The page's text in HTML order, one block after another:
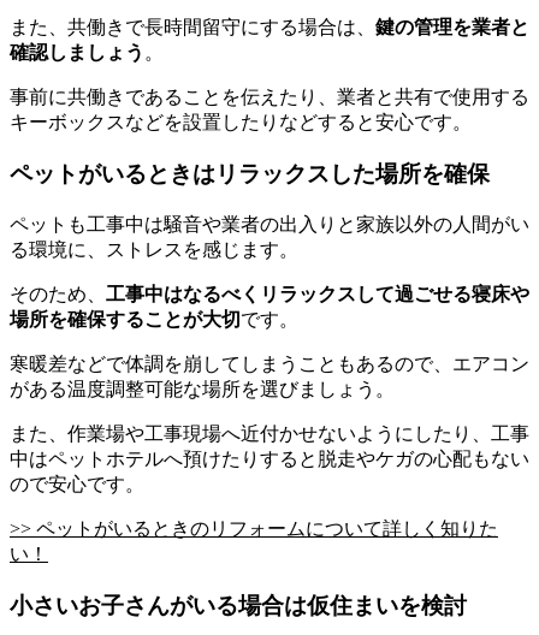
また、共働きで長時間留守にする場合は、 鍵の管理を業者と
確認しましょう 。
事前に共働きであることを伝えたり、業者と共有で使用する
キーボックスなどを設置したりなどすると安心です。
ペットがいるときはリラックスした場所を確保
ペットも工事中は騒音や業者の出入りと家族以外の人間がい
る環境に、ストレスを感じます。
そのため、 工事中はなるべくリラックスして過ごせる寝床や
場所を確保することが大切です。
寒暖差などで体調を崩してしまうこともあるので、エアコン
がある温度調整可能な場所を選びましょう。
また、作業場や工事現場へ近付かせないようにしたり、工事
中はペットホテルへ預けたりすると脱走やケガの心配もない
ので安心です。
>> ペットがいるときのリフォームについて詳しく知りた
い！
小さいお子さんがいる場合は仮住まいを検討